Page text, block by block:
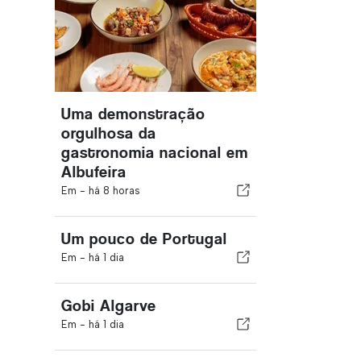
Uma demonstração
orgulhosa da
gastronomia nacional em
Albufeira
Em - há 8 horas
Um pouco de Portugal
Em - há 1 dia
Gobi Algarve
Em - há 1 dia